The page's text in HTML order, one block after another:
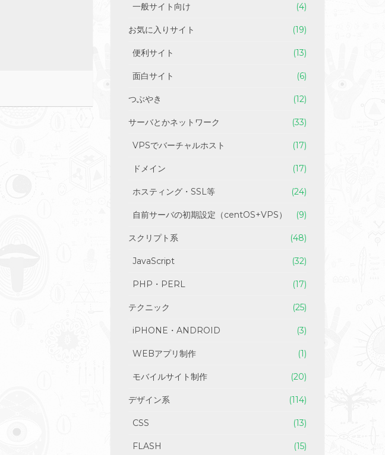
一般サイト向け (4)
お気に入りサイト (19)
便利サイト (13)
面白サイト (6)
つぶやき (12)
サーバとかネットワーク (33)
VPSでバーチャルホスト (17)
ドメイン (17)
ホスティング・SSL等 (24)
自前サーバの初期設定（centOS+VPS） (9)
スクリプト系 (48)
JavaScript (32)
PHP・PERL (17)
テクニック (25)
iPHONE・ANDROID (3)
WEBアプリ制作 (1)
モバイルサイト制作 (20)
デザイン系 (114)
CSS (13)
FLASH (15)